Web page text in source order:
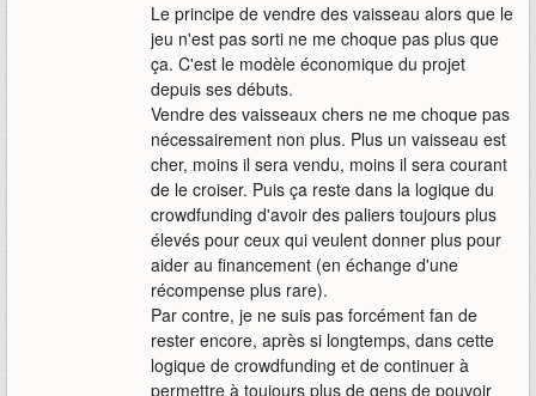
Le principe de vendre des vaisseau alors que le
jeu n'est pas sorti ne me choque pas plus que
ça. C'est le modèle économique du projet
depuis ses débuts.
Vendre des vaisseaux chers ne me choque pas
nécessairement non plus. Plus un vaisseau est
cher, moins il sera vendu, moins il sera courant
de le croiser. Puis ça reste dans la logique du
crowdfunding d'avoir des paliers toujours plus
élevés pour ceux qui veulent donner plus pour
aider au financement (en échange d'une
récompense plus rare).
Par contre, je ne suis pas forcément fan de
rester encore, après si longtemps, dans cette
logique de crowdfunding et de continuer à
permettre à toujours plus de gens de pouvoir